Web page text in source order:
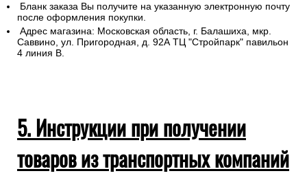
Бланк заказа Вы получите на указанную электронную почту
после оформления покупки.
Адрес магазина: Московская область, г. Балашиха, мкр.
Саввино, ул. Пригородная, д. 92А ТЦ "Стройпарк" павильон
4 линия В.
5. Инструкции при получении
товаров из транспортных компаний